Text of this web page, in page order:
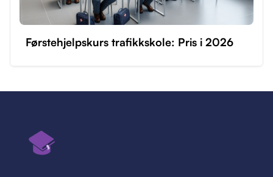
Førstehjelpskurs trafikkskole: Pris i 2026